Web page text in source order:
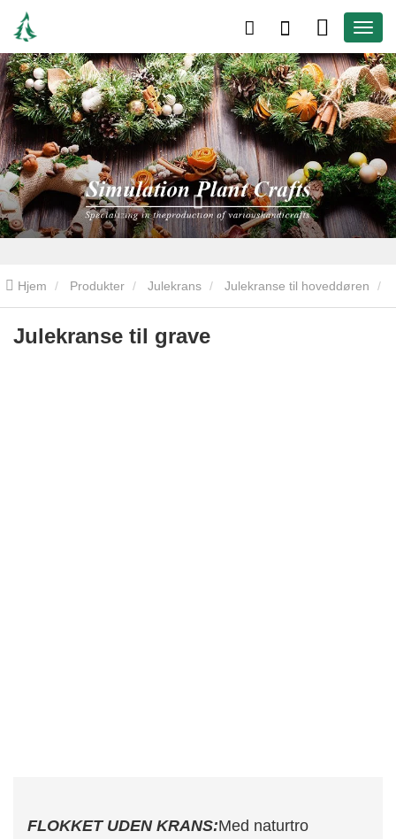
Hjem Produkter Julekrans Julekranse til hoveddøren
Julekranse til grave
Julekranse til grave
FLOKKET UDEN KRANS:Med naturtro